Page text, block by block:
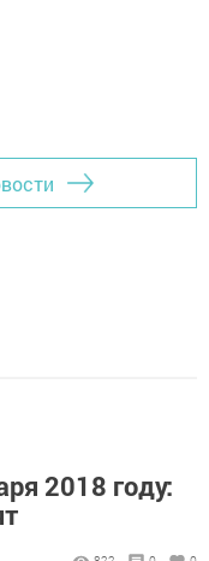
2018 году: